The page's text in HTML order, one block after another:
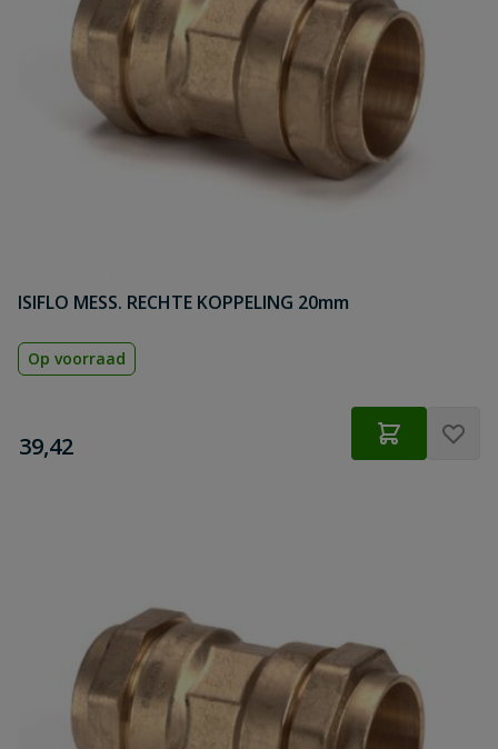
ISIFLO MESS. RECHTE KOPPELING 20mm
Op voorraad
€
39,42